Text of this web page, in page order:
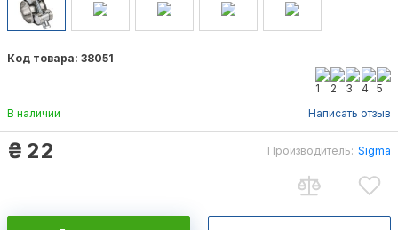
Код товара: 38051
В наличии Написать отзыв
₴ 22 Производитель: Sigma